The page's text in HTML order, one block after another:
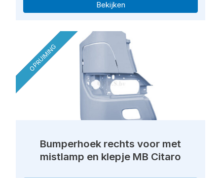
Bekijken
OPRUIMING
Bumperhoek rechts voor met
mistlamp en klepje MB Citaro